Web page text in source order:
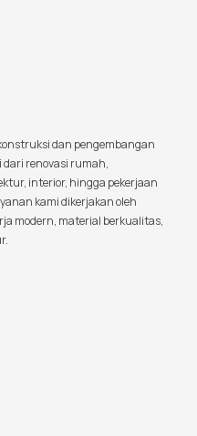
dan pengembangan
renovasi rumah,
interior, hingga pekerjaan
kami dikerjakan oleh
modern, material berkualitas,